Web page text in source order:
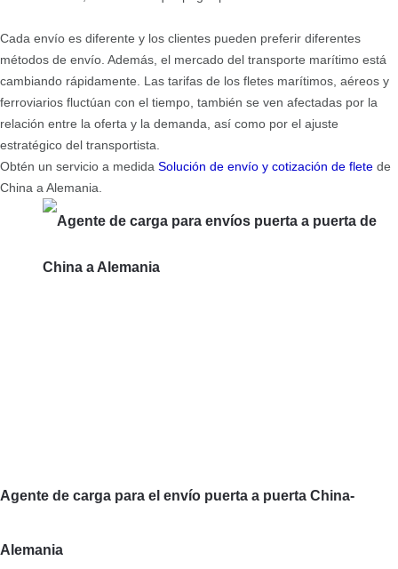
Cada envío es diferente y los clientes pueden preferir diferentes
métodos de envío. Además, el mercado del transporte marítimo está
cambiando rápidamente. Las tarifas de los fletes marítimos, aéreos y
ferroviarios fluctúan con el tiempo, también se ven afectadas por la
relación entre la oferta y la demanda, así como por el ajuste
estratégico del transportista.
Obtén un servicio a medida Solución de envío y cotización de flete de
China a Alemania.
Agente de carga para el envío puerta a puerta China-
Alemania